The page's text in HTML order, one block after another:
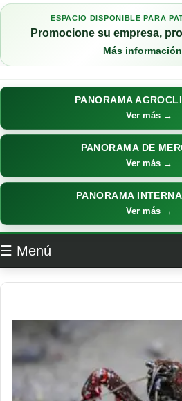
ESPACIO DISPONIBLE PARA
Promocione su empresa,
Más
PANORAMA
Ver más →
PANORAMA DE
Ver más →
PANORAMA
Ver más →
☰ Menú